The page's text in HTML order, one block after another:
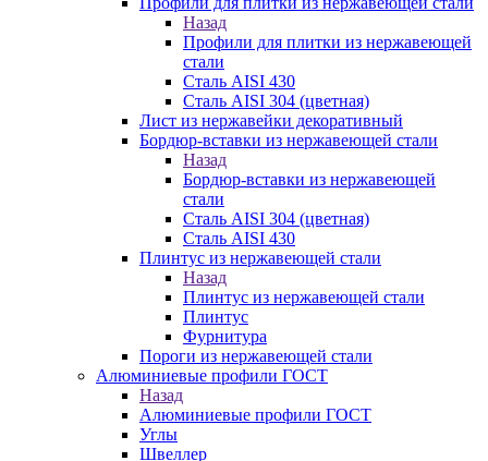
Назад
Профили для плитки из нержавеющей
стали
Сталь AISI 430
Сталь AISI 304 (цветная)
Лист из нержавейки декоративный
Бордюр-вставки из нержавеющей стали
Назад
Бордюр-вставки из нержавеющей
стали
Сталь AISI 304 (цветная)
Сталь AISI 430
Плинтус из нержавеющей стали
Назад
Плинтус из нержавеющей стали
Плинтус
Фурнитура
Пороги из нержавеющей стали
Алюминиевые профили ГОСТ
Назад
Алюминиевые профили ГОСТ
Углы
Швеллер